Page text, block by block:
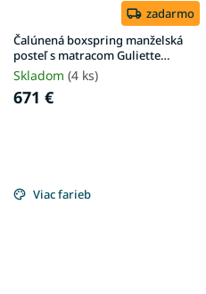
zadarmo
Čalúnená boxspring manželská
posteľ s matracom Guliette
180x200 - sivá
Skladom (4 ks)
671 €
Viac farieb